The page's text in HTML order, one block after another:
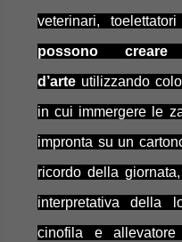
veterinari,
possono
d’arte utilizzando
in cui immergere le
impronta su un
ricordo della
interpretativa della
cinofila e